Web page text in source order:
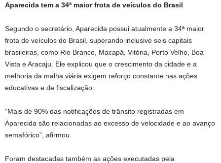
Aparecida tem a 34ª maior frota de veículos do Brasil
Segundo o secretário, Aparecida possui atualmente a 34ª maior
frota de veículos do Brasil, superando inclusive seis capitais
brasileiras, como Rio Branco, Macapá, Vitória, Porto Velho, Boa
Vista e Aracaju. Ele explicou que o crescimento da cidade e a
melhoria da malha viária exigem reforço constante nas ações
educativas e de fiscalização.
“Mais de 90% das notificações de trânsito registradas em
Aparecida são relacionadas ao excesso de velocidade e ao avanço
semafórico”, afirmou.
Foram destacadas também as ações executadas pela